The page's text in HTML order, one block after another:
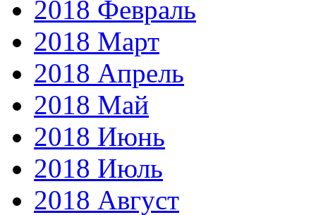
2018 Февраль
2018 Март
2018 Апрель
2018 Май
2018 Июнь
2018 Июль
2018 Август